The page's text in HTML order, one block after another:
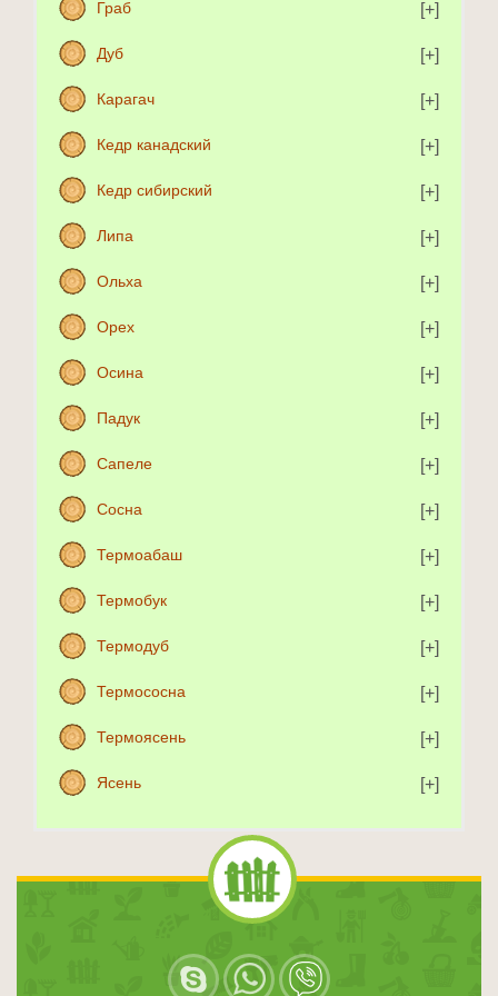
Граб
Дуб
Карагач
Кедр канадский
Кедр сибирский
Липа
Ольха
Орех
Осина
Падук
Сапеле
Сосна
Термоабаш
Термобук
Термодуб
Термососна
Термоясень
Ясень